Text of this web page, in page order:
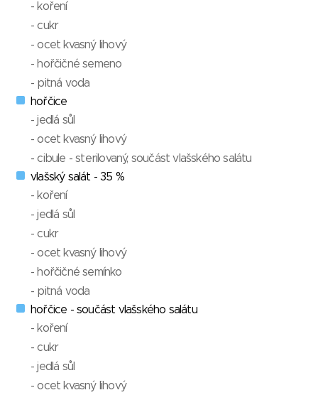
- koření
- cukr
- ocet kvasný lihový
- hořčičné semeno
- pitná voda
hořčice
- jedlá sůl
- ocet kvasný lihový
- cibule - sterilovaný, součást vlašského salátu
vlašský salát - 35 %
- koření
- jedlá sůl
- cukr
- ocet kvasný lihový
- hořčičné semínko
- pitná voda
hořčice - součást vlašského salátu
- koření
- cukr
- jedlá sůl
- ocet kvasný lihový